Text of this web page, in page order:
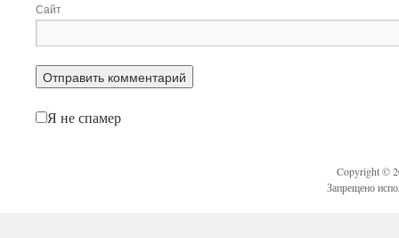
Сайт
Я не спамер
Copyright ©
Запрещено